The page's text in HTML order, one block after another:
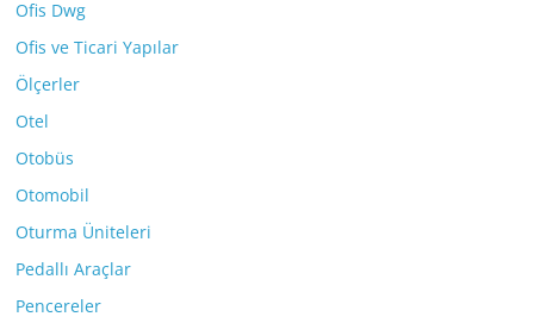
Ofis Dwg
Ofis ve Ticari Yapılar
Ölçerler
Otel
Otobüs
Otomobil
Oturma Üniteleri
Pedallı Araçlar
Pencereler